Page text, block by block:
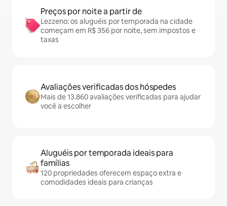
Preços por noite a partir de
Lezzeno: os aluguéis por temporada na cidade
começam em R$ 356 por noite, sem impostos e
taxas
Avaliações verificadas dos hóspedes
Mais de 13.860 avaliações verificadas para ajudar
você a escolher
Aluguéis por temporada ideais para
famílias
120 propriedades oferecem espaço extra e
comodidades ideais para crianças